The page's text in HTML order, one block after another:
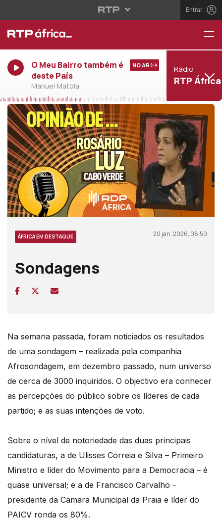
Entrar
O Meu Bairro também é
deste País
Manuel Matola
NO AR Rádio
RTP África
ÁFRICA EM DESTAQUE 20 jan, 2026, 08:50
Sondagens
Na semana passada, foram noticiados os resultados
de uma sondagem – realizada pela companhia
Afrosondagem, em dezembro passado, num universo
de cerca de 3000 inquiridos. O objectivo era conhecer
as percepções do público sobre os líderes de cada
partido; e as suas intenções de voto.
Sobre o nível de notoriedade das duas principais
candidaturas, a de Ulisses Correia e Silva – Primeiro
Ministro e líder do Movimento para a Democracia – é
quase universal; e a de Francisco Carvalho –
presidente da Camara Municipal da Praia e líder do
PAICV ronda os 80%.